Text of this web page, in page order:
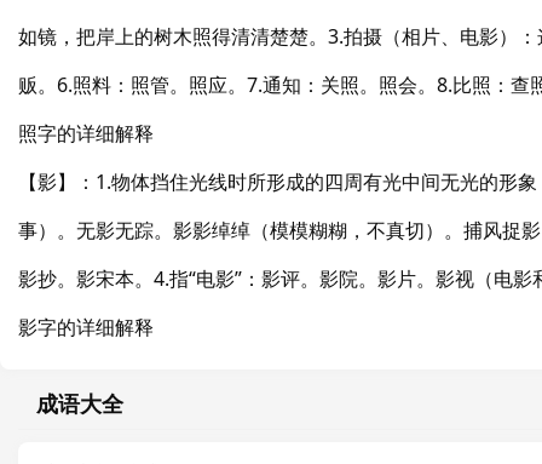
如镜，把岸上的树木照得清清楚楚。3.拍摄（相片、电影）
贩。6.照料：照管。照应。7.通知：关照。照会。8.比照：
照字的详细解释
【影】：1.物体挡住光线时所形成的四周有光中间无光的
事）。无影无踪。影影绰绰（模模糊糊，不真切）。捕风捉
影抄。影宋本。4.指“电影”：影评。影院。影片。影视（电影
影字的详细解释
成语大全